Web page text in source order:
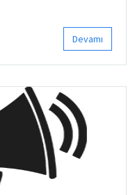
Devamı